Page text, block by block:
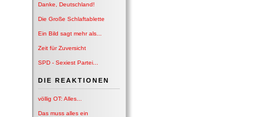
Danke, Deutschland!
Die Große Schlaftablette
Ein Bild sagt mehr als...
Zeit für Zuversicht
SPD - Sexiest Partei...
DIE REAKTIONEN
völlig OT: Alles...
Das muss alles ein